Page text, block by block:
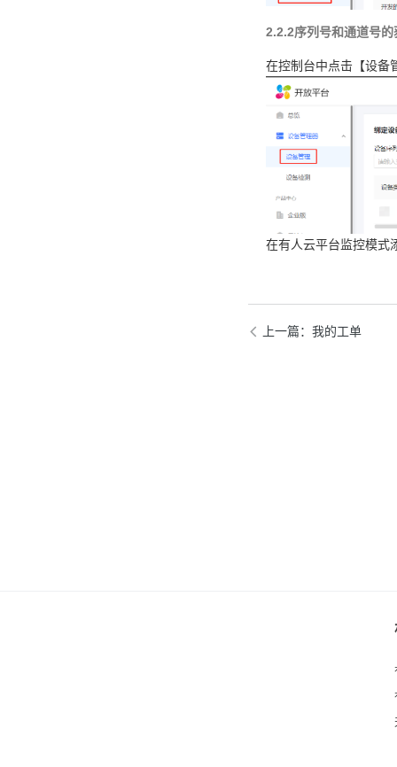
2.2.2序列号和通道号的
在控制台中点击【设备
在有人云平台监控模式
上一篇：我的工单